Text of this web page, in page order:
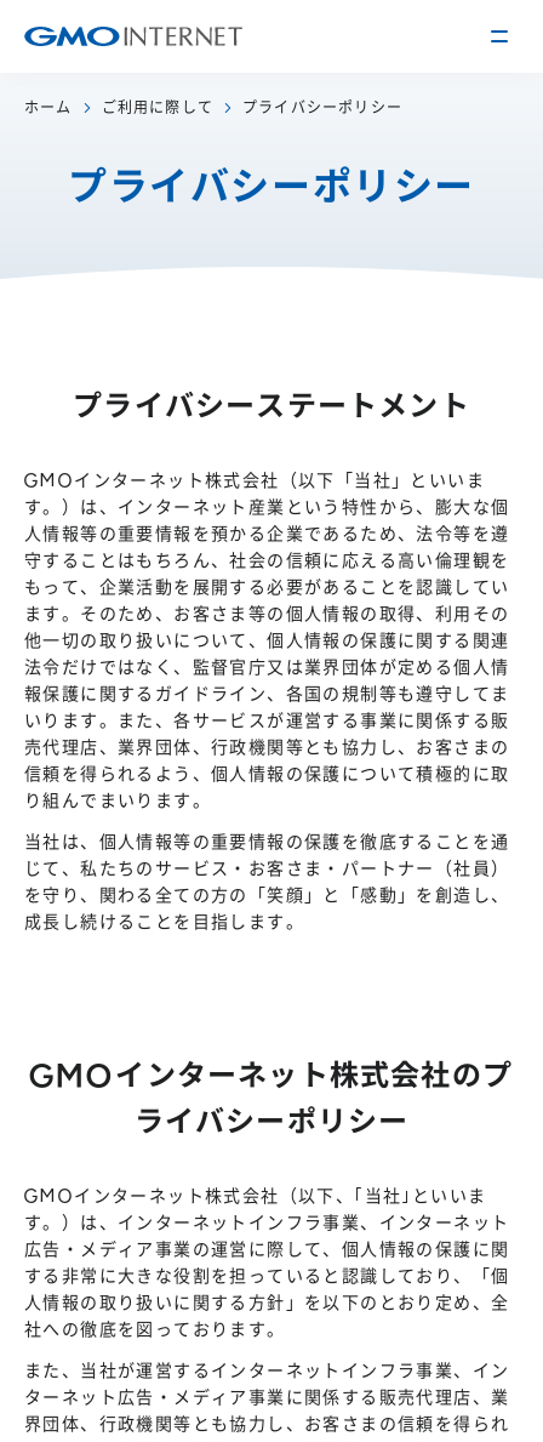
トップメッセージ
サービス
IRライブラリー
株式・格付情報
株主総会
IRカレンダー
よくあるご質問
採用情報
働く環境を知る
仕事を知る
会社を知る
人を知る
地域採用
障がい者採用
キャリア/アルバイト採用
新卒採用
ホーム ご利用に際して プライバシーポリシー
プライバシーポリシー
プライバシーステートメント
GMOインターネット株式会社（以下「当社」といいま
す。）は、インターネット産業という特性から、膨大な個
人情報等の重要情報を預かる企業であるため、法令等を遵
守することはもちろん、社会の信頼に応える高い倫理観を
もって、企業活動を展開する必要があることを認識してい
ます。そのため、お客さま等の個人情報の取得、利用その
他一切の取り扱いについて、個人情報の保護に関する関連
法令だけではなく、監督官庁又は業界団体が定める個人情
報保護に関するガイドライン、各国の規制等も遵守してま
いります。また、各サービスが運営する事業に関係する販
売代理店、業界団体、行政機関等とも協力し、お客さまの
信頼を得られるよう、個人情報の保護について積極的に取
り組んでまいります。
当社は、個人情報等の重要情報の保護を徹底することを通
じて、私たちのサービス・お客さま・パートナー（社員）
を守り、関わる全ての方の「笑顔」と「感動」を創造し、
成長し続けることを目指します。
GMOインターネット株式会社のプ
ライバシーポリシー
GMOインターネット株式会社（以下、｢当社｣といいま
す。）は、インターネットインフラ事業、インターネット
広告・メディア事業の運営に際して、個人情報の保護に関
する非常に大きな役割を担っていると認識しており、「個
人情報の取り扱いに関する方針」を以下のとおり定め、全
社への徹底を図っております。
また、当社が運営するインターネットインフラ事業、イン
ターネット広告・メディア事業に関係する販売代理店、業
界団体、行政機関等とも協力し、お客さまの信頼を得られ